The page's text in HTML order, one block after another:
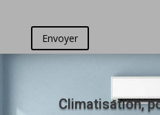
Envoyer
Climatisation,